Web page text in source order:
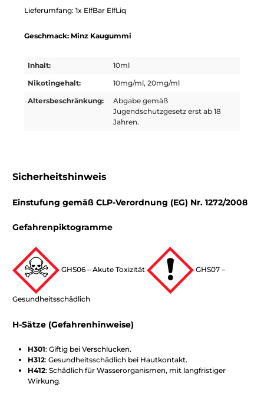
Lieferumfang: 1x ElfBar ElfLiq
Geschmack: Minz Kaugummi
Inhalt:
10ml
Nikotingehalt:
10mg/ml, 20mg/ml
Altersbeschränkung:
Abgabe gemäß
Jugendschutzgesetz erst ab 18
Jahren.
Sicherheitshinweis
Einstufung gemäß CLP-Verordnung (EG) Nr. 1272/2008
Gefahrenpiktogramme
GHS06 – Akute Toxizität GHS07 –
Gesundheitsschädlich
H-Sätze (Gefahrenhinweise)
H301: Giftig bei Verschlucken.
H312: Gesundheitsschädlich bei Hautkontakt.
H412: Schädlich für Wasserorganismen, mit langfristiger
Wirkung.